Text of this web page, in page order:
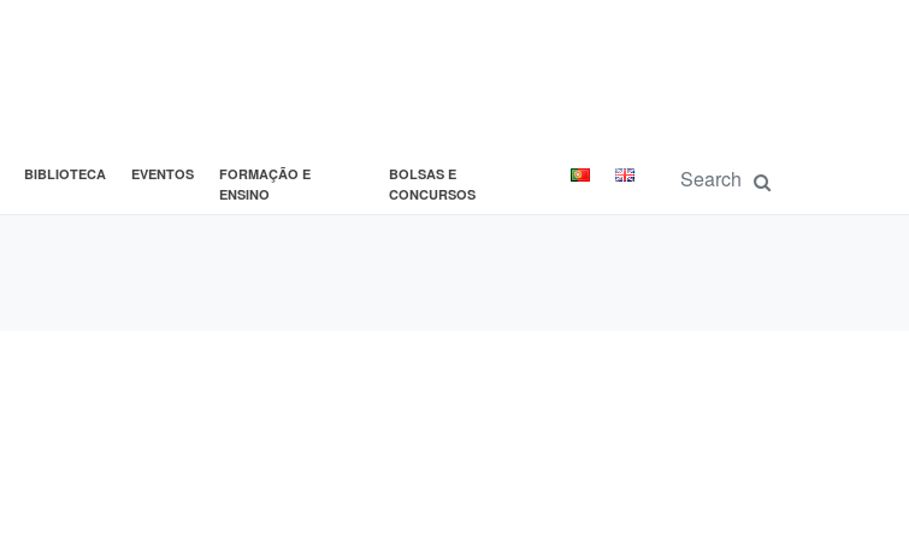
BIBLIOTECA EVENTOS
FORMAÇÃO E
ENSINO
BOLSAS E
CONCURSOS